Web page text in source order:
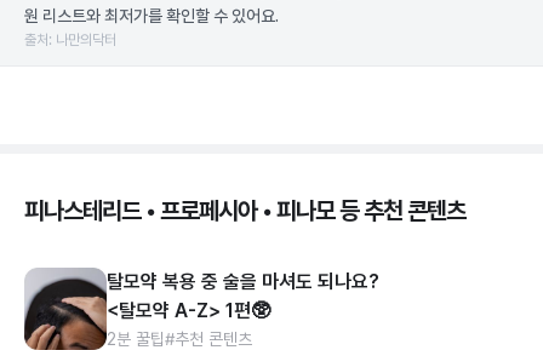
원 리스트와 최저가를 확인할 수 있어요.
출처: 나만의닥터
피나스테리드 • 프로페시아 • 피나모 등 추천 콘텐츠
탈모약 복용 중 술을 마셔도 되나요?
<탈모약 A-Z> 1편🥸
2분 꿀팁#추천 콘텐츠